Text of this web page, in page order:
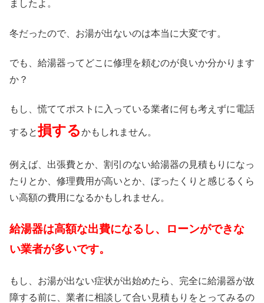
ましたよ。
冬だったので、お湯が出ないのは本当に大変です。
でも、給湯器ってどこに修理を頼むのが良いか分かります
か？
もし、慌ててポストに入っている業者に何も考えずに電話
すると損するかもしれません。
例えば、出張費とか、割引のない給湯器の見積もりになっ
たりとか、修理費用が高いとか、ぼったくりと感じるくら
い高額の費用になるかもしれません。
給湯器は高額な出費になるし、ローンができな
い業者が多いです。
もし、お湯が出ない症状が出始めたら、完全に給湯器が故
障する前に、業者に相談して合い見積もりをとってみるの